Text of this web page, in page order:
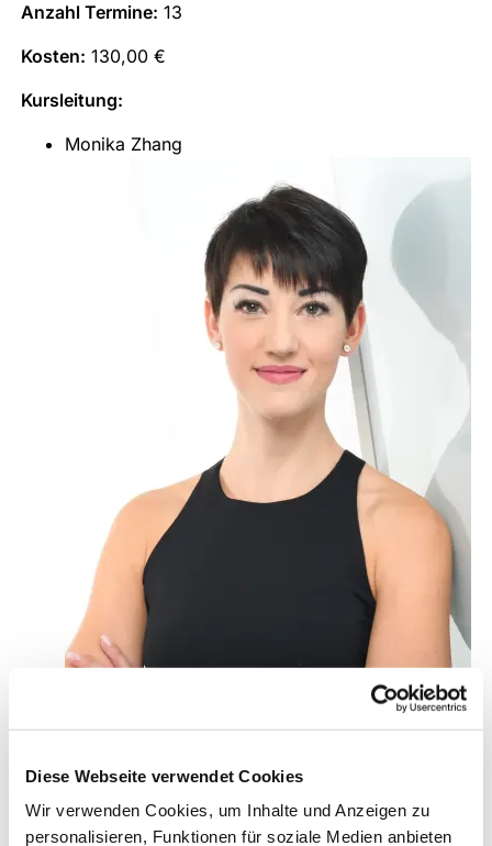
Diese Webseite verwendet Cookies
Wir verwenden Cookies, um Inhalte und Anzeigen zu
personalisieren, Funktionen für soziale Medien anbieten
Anzahl Termine: 13
Kosten: 130,00 €
Kursleitung:
Monika Zhang
Die Anmeldung erfolgt über das Formular unter
Sollte das Formular nicht sichtbar sein oder der
Hinweis „Die Begrenzung wurde erreicht“ erscheinen,